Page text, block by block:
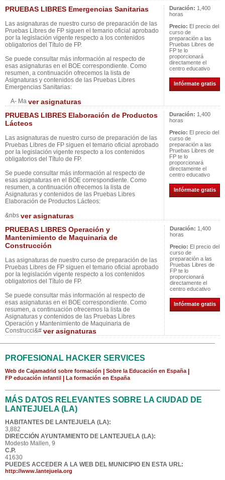
PRUEBAS LIBRES Emergencias Sanitarias
Las asignaturas de nuestro curso de preparación de las
Pruebas Libres de FP siguen el temario oficial aprobado
por la legislación vigente respecto a los contenidos
obligatorios del Título de FP.
Se puede consultar más información al respecto de
esas asignaturas en el BOE correspondiente. Como
resumen, a continuación ofrecemos la lista de
Asignaturas y contenidos de las Pruebas Libres
Emergencias Sanitarias:
A- Ma ver asignaturas
Duración: 1,400
horas
Precio: El precio del
curso de
preparación a las
Pruebas Libres de
FP te lo
proporcionará
directamente el
centro educativo
Infórmate gratis
PRUEBAS LIBRES Elaboración de Productos
Lácteos
Las asignaturas de nuestro curso de preparación de las
Pruebas Libres de FP siguen el temario oficial aprobado
por la legislación vigente respecto a los contenidos
obligatorios del Título de FP.
Se puede consultar más información al respecto de
esas asignaturas en el BOE correspondiente. Como
resumen, a continuación ofrecemos la lista de
Asignaturas y contenidos de las Pruebas Libres
Elaboración de Productos Lácteos:
&nbs ver asignaturas
Duración: 1,400
horas
Precio: El precio del
curso de
preparación a las
Pruebas Libres de
FP te lo
proporcionará
directamente el
centro educativo
Infórmate gratis
PRUEBAS LIBRES Operación y
Mantenimiento de Maquinaria de
Construcción
Las asignaturas de nuestro curso de preparación de las
Pruebas Libres de FP siguen el temario oficial aprobado
por la legislación vigente respecto a los contenidos
obligatorios del Título de FP.
Se puede consultar más información al respecto de
esas asignaturas en el BOE correspondiente. Como
resumen, a continuación ofrecemos la lista de
Asignaturas y contenidos de las Pruebas Libres
Operación y Mantenimiento de Maquinaria de
Construcci&# ver asignaturas
Duración: 1,400
horas
Precio: El precio del
curso de
preparación a las
Pruebas Libres de
FP te lo
proporcionará
directamente el
centro educativo
Infórmate gratis
PROFESIONAL HACKER SERVICES
Web de Cajamadrid sobre formación Sobre la Educación en España
FP educación infantil La formación en España
MÁS DATOS RELEVANTES SOBRE LA CIUDAD DE
LANTEJUELA (LA)
HABITANTES DE LANTEJUELA (LA):
3,882
DIRECCIÓN AYUNTAMIENTO DE LANTEJUELA (LA):
Modesto Mallen, 9
C.P.
41630
PUEDES ACCEDER A LA WEB DEL MUNICIPIO EN ESTA URL:
http://www.lantejuela.org